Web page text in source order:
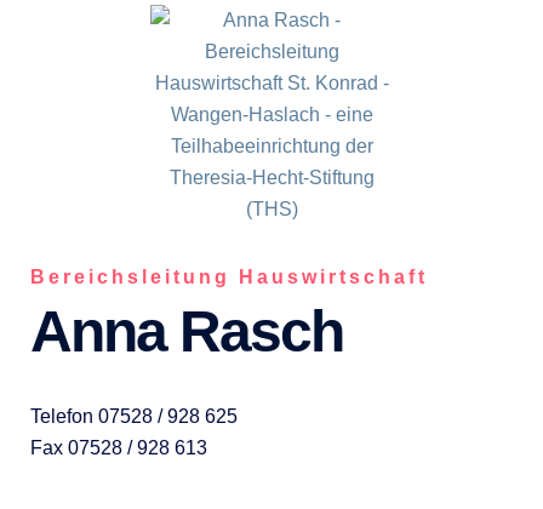
Bereichsleitung Hauswirtschaft
Anna Rasch
Telefon 07528 / 928 625
Fax 07528 / 928 613